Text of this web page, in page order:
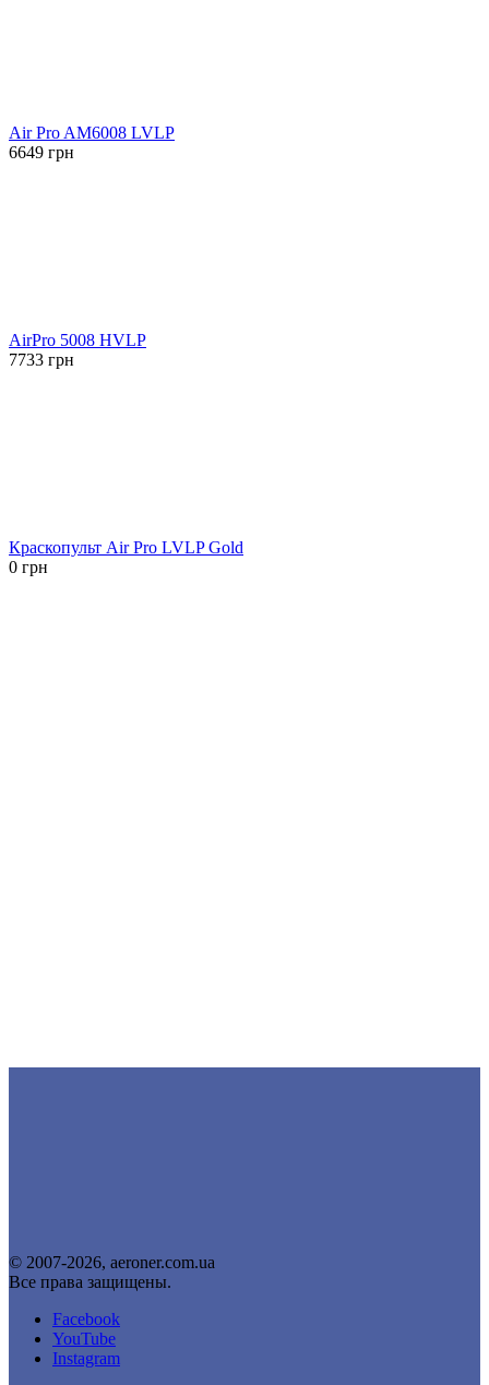
Air Pro AM6008 LVLP
6649 грн
AirPro 5008 HVLP
7733 грн
Краскопульт Air Pro LVLP Gold
0 грн
© 2007-2026, aeroner.com.ua
Все права защищены.
Facebook
YouTube
Instagram